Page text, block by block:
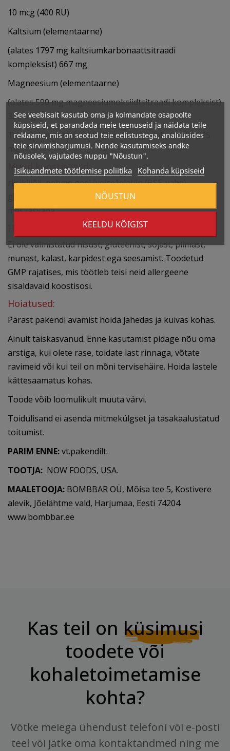
10 mcg (400 RÜ)
Kaltsium (elementaarne)
(alates 1797 mg kaltsiumkarbonaattsitraadi
kompleksist) 667 mg
Magneesium (elementaarne)
(alates 590 mg magneesiumoksiidtsitraadi kompleksist)
333 mg
Tsink (elementaarne) (alates 41 mg tsinkoksiidist) 25
mg
Muud koostisosad:
riisikliiõli, pehme geel (veiseželatiin (BSE-vaba),
glütseriin, vesi, tsinkoksiid), päevalille letsitiin ja
mesilasvaha.
Hoiatus allergeenidest:
Ei ole valmistatud nisust, gluteenist, sojast, piimast,
munast, kalast, karpidest ega seesamist. Toodetud
GMP rajatises, mis töötleb teisi neid allergeene
sisaldavaid koostisosi.
Hoiatused:
Pärast pakendi avamist hoida jahedas ja kuivas kohas.
Ainult täiskasvanud. Enne kasutamist pidage nõu oma
arstiga, kui olete rase, toidate last rinnaga, võtate
ravimeid või kui teil on mõni tervisehäire. Hoida lastele
kättesaamatus kohas.
Toode võib loomulikult muuta värvi.
Toidulisand ei asenda mitmekülgset ja tasakaalustatud
toitumist.
PARIM ENNE:vt.pakendilt.
TOOTJA: NOW FOODS, USA.
MAALETOOJA: BOMBBAR OÜ, Mõisa tee 5, Kostivere
alevik, Jõelähtme vald, Harjumaa, Eesti 74204
www.bombbar.ee
Kas teil on küsimusi
toodete või
kohaletoimetamise
kohta?
Võtke meiega ühendust telefoni või e-posti
teel või jätke oma kontaktandmed ning me
See veebisait kasutab oma ja kolmandate osapoolte
küpsiseid, et parandada meie teenuseid ja näidata teile
reklaame, mis on seotud teie eelistustega, analüüsides
teie sirvimisharjumusi. Nende kasutamiseks andke
nõusolek, vajutades nuppu "Nõustun".
Isikuandmete töötlemise poliitika Kohanda küpsiseid
KEELDU KÕIGIST
NÕUSTUN